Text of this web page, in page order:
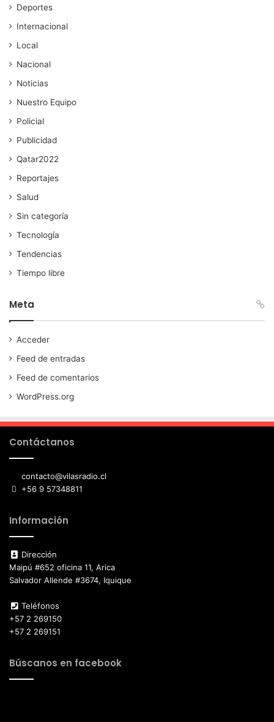
Deportes
Internacional
Local
Nacional
Noticias
Nuestro Equipo
Policial
Publicidad
Qatar2022
Reportajes
Salud
Sin categoría
Tecnología
Tendencias
Tiempo libre
Meta
Acceder
Feed de entradas
Feed de comentarios
WordPress.org
Contáctanos
contacto@vilasradio.cl
+56 9 57348811
Información
Dirección
Maipú #652 oficina 11, Arica
Salvador Allende #3674, Iquique
Teléfonos
+57 2 269150
+57 2 269151
Búscanos en facebook